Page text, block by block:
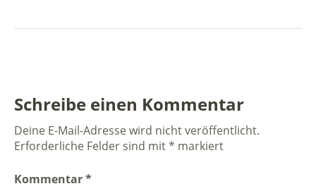
Schreibe einen Kommentar
Deine E-Mail-Adresse wird nicht veröffentlicht.
Erforderliche Felder sind mit* markiert
Kommentar*